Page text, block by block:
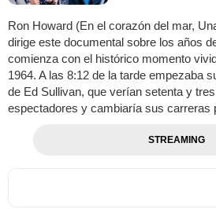
Ron Howard (En el corazón del mar,
dirige este documental sobre los años
comienza con el histórico momento
1964. A las 8:12 de la tarde empezaba
de Ed Sullivan, que verían setenta y
espectadores y cambiaría sus carreras
STREAMING